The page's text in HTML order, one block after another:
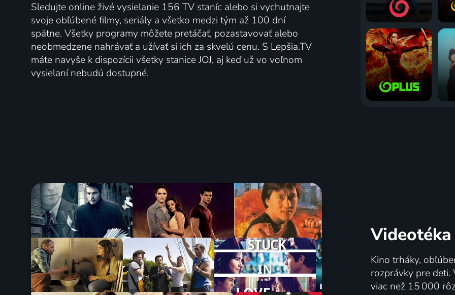
Sledujte online živé vysielanie 156 TV staníc alebo si vychutnajte
svoje obľúbené filmy, seriály a všetko medzi tým až 100 dní
spätne. Všetky programy môžete pretáčať, pozastavovať alebo
neobmedzene nahrávať a užívať si ich za skvelú cenu. S Lepšia.TV
máte navyše k dispozícii všetky stanice JOJ, aj keď už vo voľnom
vysielaní nebudú dostupné.
Videotéka
Kino trháky,
rozprávky pre deti.
viac než 15 000